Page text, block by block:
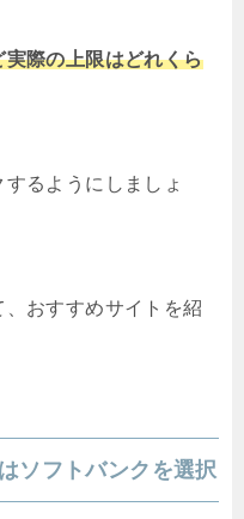
際の上限はどれくら
るようにしましょ
おすすめサイトを紹
ソフトバンクを選択